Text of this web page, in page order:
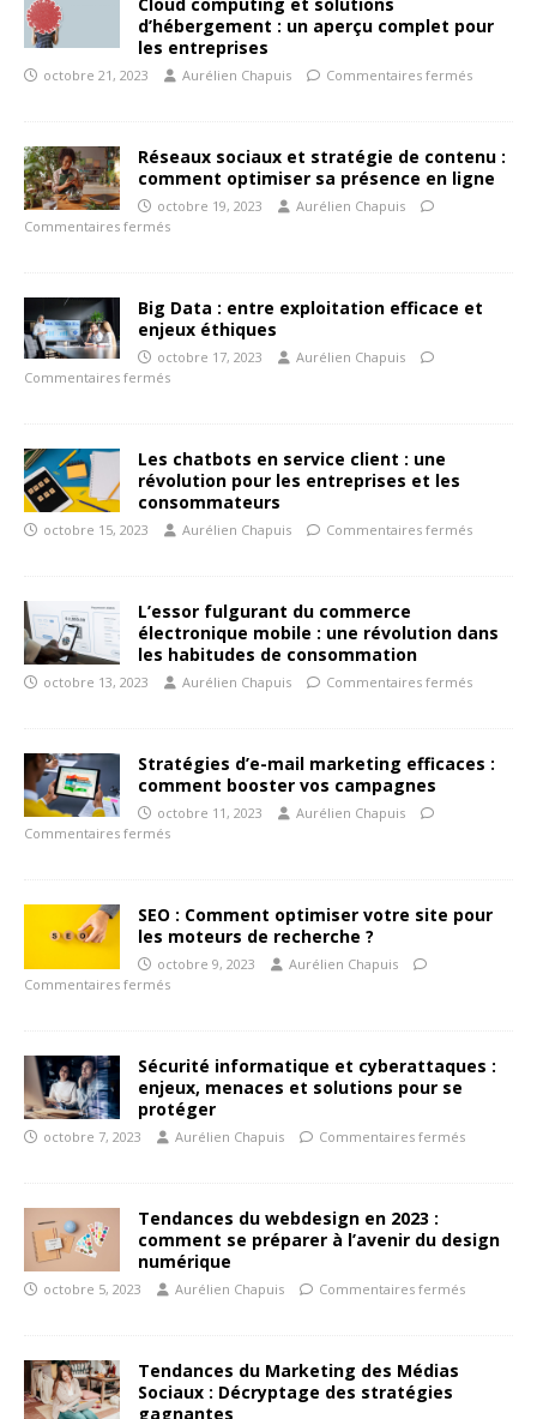
d’hébergement : un aperçu complet pour
les entreprises
octobre 21, 2023 Aurélien Chapuis Commentaires fermés
Réseaux sociaux et stratégie de contenu :
comment optimiser sa présence en ligne
octobre 19, 2023
Aurélien Chapuis
Commentaires fermés
Big Data : entre exploitation efficace et
enjeux éthiques
octobre 17, 2023
Aurélien Chapuis
Commentaires fermés
Les chatbots en service client : une
révolution pour les entreprises et les
consommateurs
octobre 15, 2023 Aurélien Chapuis Commentaires fermés
L’essor fulgurant du commerce
électronique mobile : une révolution dans
les habitudes de consommation
octobre 13, 2023 Aurélien Chapuis Commentaires fermés
Stratégies d’e-mail marketing efficaces :
comment booster vos campagnes
octobre 11, 2023
Aurélien Chapuis
Commentaires fermés
SEO : Comment optimiser votre site pour
les moteurs de recherche ?
octobre 9, 2023
Aurélien Chapuis
Commentaires fermés
Sécurité informatique et cyberattaques :
enjeux, menaces et solutions pour se
protéger
octobre 7, 2023 Aurélien Chapuis Commentaires fermés
Tendances du webdesign en 2023 :
comment se préparer à l’avenir du design
numérique
octobre 5, 2023 Aurélien Chapuis Commentaires fermés
Tendances du Marketing des Médias
Sociaux : Décryptage des stratégies
gagnantes